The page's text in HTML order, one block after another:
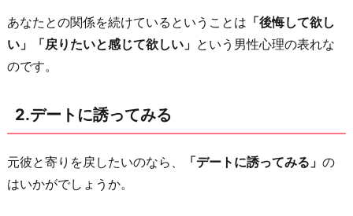
く
に
あなたとの関係を続けているということは 「後悔して欲し
い」「戻りたいと感じて欲しい」 という男性心理の表れな
のです。
2.デートに誘ってみる
元彼と寄りを戻したいのなら、 「デートに誘ってみる」 の
はいかがでしょうか。